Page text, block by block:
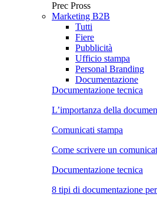
Prec Pross
Marketing B2B
Tutti
Fiere
Pubblicità
Ufficio stampa
Personal Branding
Documentazione
Documentazione tecnica
L’importanza della
Comunicati stampa
Come scrivere un
Documentazione tecnica
8 tipi di documentazione